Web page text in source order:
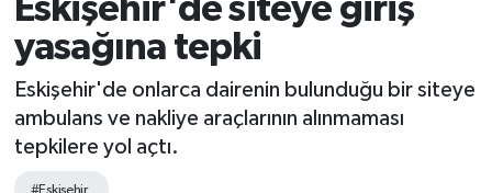
Eskişehir'de siteye giriş
yasağına tepki
Eskişehir'de onlarca dairenin bulunduğu bir siteye
ambulans ve nakliye araçlarının alınmaması
tepkilere yol açtı.
#Eskişehir
Güncel
Kültür & Sanat
Magazin
Trafik Durumu
Süper Lig Puan Durumu ve Fikstür
Tüm Manşetler